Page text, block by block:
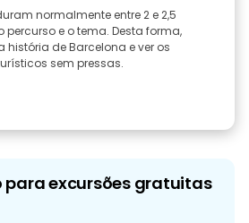
normalmente entre 2 e 2,5
percurso e o tema. Desta forma,
história de Barcelona e ver os
sem pressas.
para excursões gratuitas